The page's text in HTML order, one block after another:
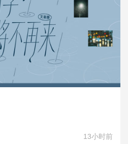
13小时前